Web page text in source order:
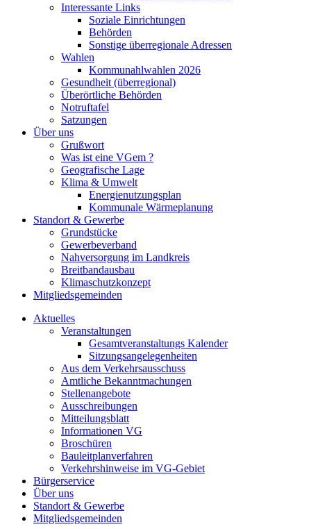
Interessante Links
Soziale Einrichtungen
Behörden
Sonstige überregionale Adressen
Wahlen
Kommunahlwahlen 2026
Gesundheit (überregional)
Überörtliche Behörden
Notruftafel
Satzungen
Über uns
Grußwort
Was ist eine VGem ?
Geografische Lage
Klima & Umwelt
Energienutzungsplan
Kommunale Wärmeplanung
Standort & Gewerbe
Grundstücke
Gewerbeverband
Nahversorgung im Landkreis
Breitbandausbau
Klimaschutzkonzept
Mitgliedsgemeinden
Aktuelles
Veranstaltungen
Gesamtveranstaltungs Kalender
Sitzungsangelegenheiten
Aus dem Verkehrsausschuss
Amtliche Bekanntmachungen
Stellenangebote
Ausschreibungen
Mitteilungsblatt
Informationen VG
Broschüren
Bauleitplanverfahren
Verkehrshinweise im VG-Gebiet
Bürgerservice
Über uns
Standort & Gewerbe
Mitgliedsgemeinden